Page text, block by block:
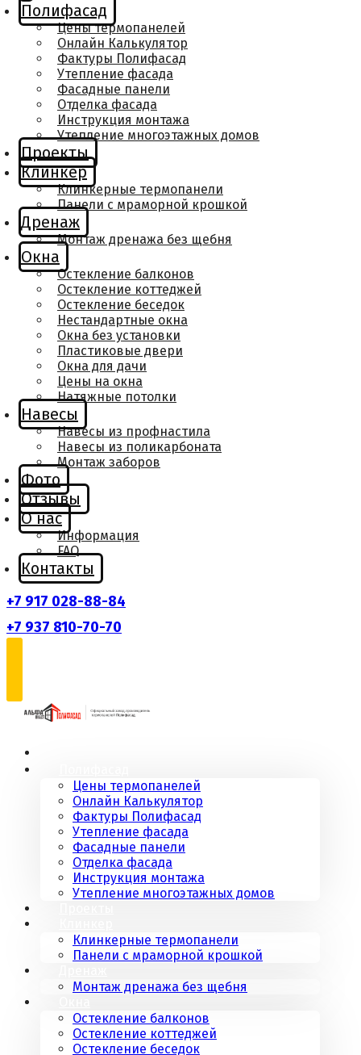
Полифасад
Цены термопанелей
Онлайн Калькулятор
Фактуры Полифасад
Утепление фасада
Фасадные панели
Отделка фасада
Инструкция монтажа
Утепление многоэтажных домов
Проекты
Клинкер
Клинкерные термопанели
Панели с мраморной крошкой
Дренаж
Монтаж дренажа без щебня
Окна
Остекление балконов
Остекление коттеджей
Остекление беседок
Нестандартные окна
Окна без установки
Пластиковые двери
Окна для дачи
Цены на окна
Натяжные потолки
Навесы
Навесы из профнастила
Навесы из поликарбоната
Монтаж заборов
Фото
Отзывы
О нас
Информация
FAQ
Контакты
+7 917 028-88-84
+7 937 810-70-70
Цены термопанелей
Онлайн Калькулятор
Фактуры Полифасад
Утепление фасада
Фасадные панели
Отделка фасада
Инструкция монтажа
Утепление многоэтажных домов
Клинкерные термопанели
Панели с мраморной крошкой
Монтаж дренажа без щебня
Остекление балконов
Остекление коттеджей
Остекление беседок